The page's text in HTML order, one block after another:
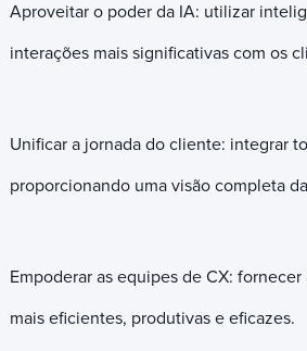
Aproveitar o poder da IA: utilizar
interações mais significativas com os
Unificar a jornada do cliente: integrar
proporcionando uma visão completa
Empoderar as equipes de CX:
mais eficientes, produtivas e eficazes.